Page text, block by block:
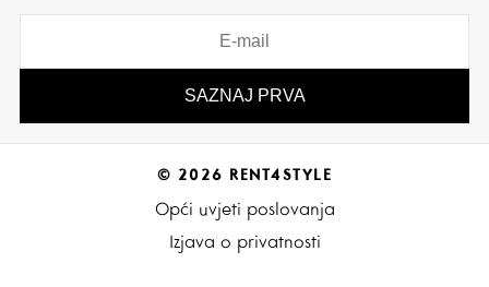
© 2026 RENT4STYLE
Opći uvjeti poslovanja
Izjava o privatnosti